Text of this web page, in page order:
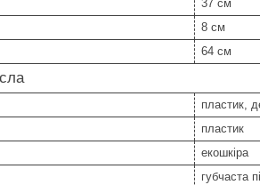
37 см
8 см
64 см
пластик,
пластик
екошкіра
губчаста